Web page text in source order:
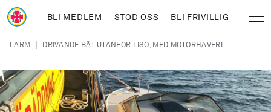
Hoppa till huvudinnehåll
BLI MEDLEM STÖD OSS BLI FRIVILLIG
Länkstig
LARM | DRIVANDE BÅT UTANFÖR LISÖ, MED MOTORHAVERI